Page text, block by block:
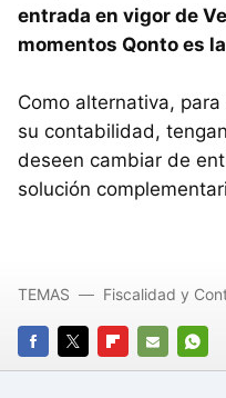
entrada en vigor de
momentos Qonto es
Como alternativa,
su contabilidad,
deseen cambiar de
solución
FACEBOOK
TWITTERFLIPBOARD
E-
TEMAS Fiscalidad y